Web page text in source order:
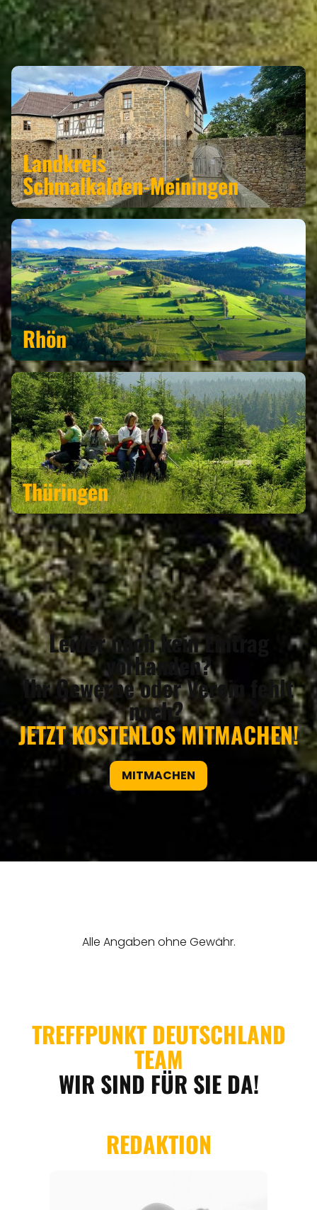
WASUNGEN GEHÖRT ZU DEN
REGIONEN
Landkreis
Schmalkalden-Meiningen
Rhön
Thüringen
Leider noch kein Eintrag
vorhanden?
Ihr Gewerbe oder Verein fehlt
noch?
JETZT KOSTENLOS MITMACHEN!
MITMACHEN